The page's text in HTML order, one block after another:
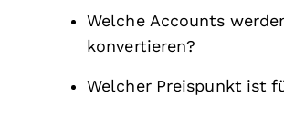
Welche Accounts
konvertieren?
Welcher Preispunkt ist